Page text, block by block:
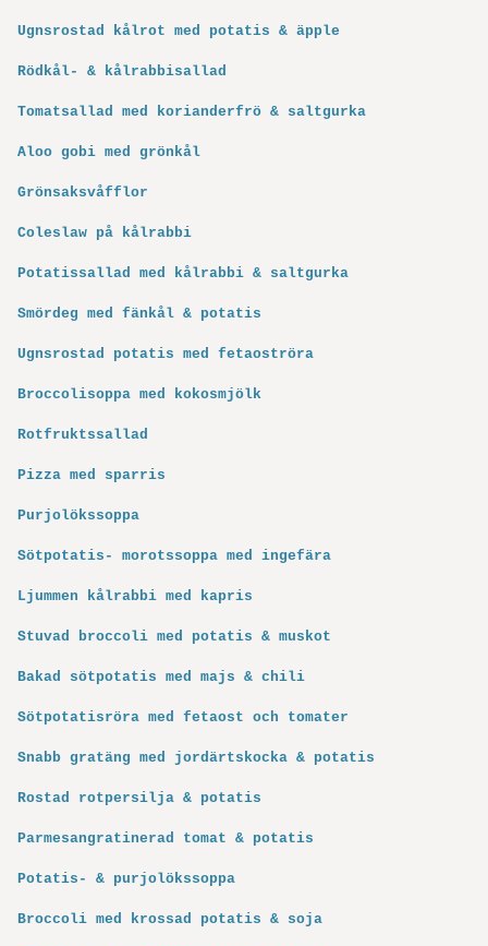
Ugnsrostad kålrot med potatis & äpple
Rödkål- & kålrabbisallad
Tomatsallad med korianderfrö & saltgurka
Aloo gobi med grönkål
Grönsaksvåfflor
Coleslaw på kålrabbi
Potatissallad med kålrabbi & saltgurka
Smördeg med fänkål & potatis
Ugnsrostad potatis med fetaoströra
Broccolisoppa med kokosmjölk
Rotfruktssallad
Pizza med sparris
Purjolökssoppa
Sötpotatis- morotssoppa med ingefära
Ljummen kålrabbi med kapris
Stuvad broccoli med potatis & muskot
Bakad sötpotatis med majs & chili
Sötpotatisröra med fetaost och tomater
Snabb gratäng med jordärtskocka & potatis
Rostad rotpersilja & potatis
Parmesangratinerad tomat & potatis
Potatis- & purjolökssoppa
Broccoli med krossad potatis & soja